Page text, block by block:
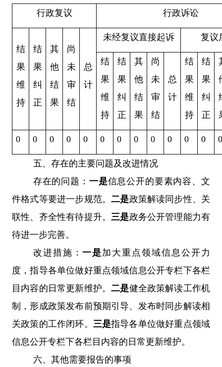
行政复议
行政诉讼
结
果
维
持
结
果
纠
正
其
他
结
果
尚
未
审
结
总
计
未经复议直接起诉 复议
结
果
维
持
结
果
纠
正
其
他
结
果
尚
未
审
结
总
计
结
果
维
持
结
果
纠
正
0 0 0 0 0 0 0 0 0 0 0 0
五、 存在的主要问题及改进情况
存在的问题： 一是信息公开的要素内容、文
件格式等要进一步规范。二是政策解读同步性、关
联性、齐全性有待提升。 三是政务公开管理能力有
待进一步完善。
改进措施：一是加大重点领域信息公开力
度，指导各单位做好重点领域信息公开专栏下各栏
目内容的日常更新维护。二是健全政策解读工作机
制，形成政策发布前预期引导、发布时同步解读相
关政策的工作闭环。 三是指导各单位做好重点领域
信息公开专栏下各栏目内容的日常更新维护。
六、 其他需要报告的事项